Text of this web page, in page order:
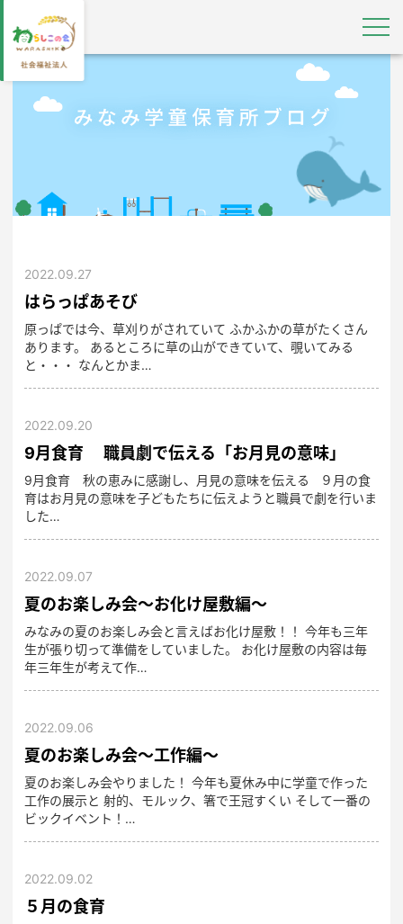
2022.09.27
はらっぱあそび
原っぱでは今、草刈りがされていて ふかふかの草がたくさん
あります。 あるところに草の山ができていて、覗いてみる
と・・・ なんとかま…
2022.09.20
9月食育 職員劇で伝える「お月見の意味」
9月食育 秋の恵みに感謝し、月見の意味を伝える ９月の食
育はお月見の意味を子どもたちに伝えようと職員で劇を行いま
した…
2022.09.07
夏のお楽しみ会～お化け屋敷編～
みなみの夏のお楽しみ会と言えばお化け屋敷！！ 今年も三年
生が張り切って準備をしていました。 お化け屋敷の内容は毎
年三年生が考えて作…
2022.09.06
夏のお楽しみ会～工作編～
夏のお楽しみ会やりました！ 今年も夏休み中に学童で作った
工作の展示と 射的、モルック、箸で王冠すくい そして一番の
ビックイベント！…
2022.09.02
５月の食育